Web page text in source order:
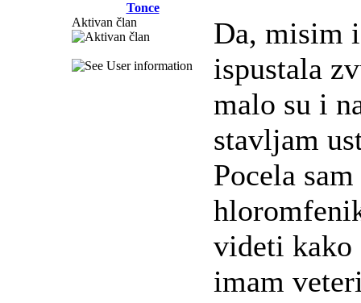
Tonce
Aktivan član
Da, misim
ispustala
malo su i
stavljam
Pocela
videti kako
imam